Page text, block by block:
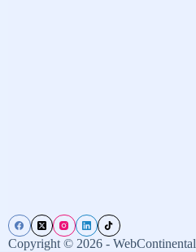
Copyright © 2026 - WebContinental